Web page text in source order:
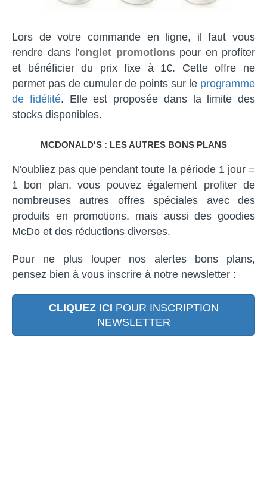
Lors de votre commande en ligne, il faut vous
rendre dans l'onglet promotionspour en profiter
et bénéficier du prix fixe à 1€. Cette offre ne
permet pas de cumuler de points sur le programme
de fidélité. Elle est proposée dans la limite des
stocks disponibles.
MCDONALD'S : LES AUTRES BONS PLANS
N'oubliez pas que pendant toute la période 1 jour =
1 bon plan, vous pouvez également profiter de
nombreuses autres offres spéciales avec des
produits en promotions, mais aussi des goodies
McDo et des réductions diverses.
Pour ne plus louper nos alertes bons plans,
pensez bien à vous inscrire à notre newsletter :
CLIQUEZ ICI POUR INSCRIPTION
NEWSLETTER